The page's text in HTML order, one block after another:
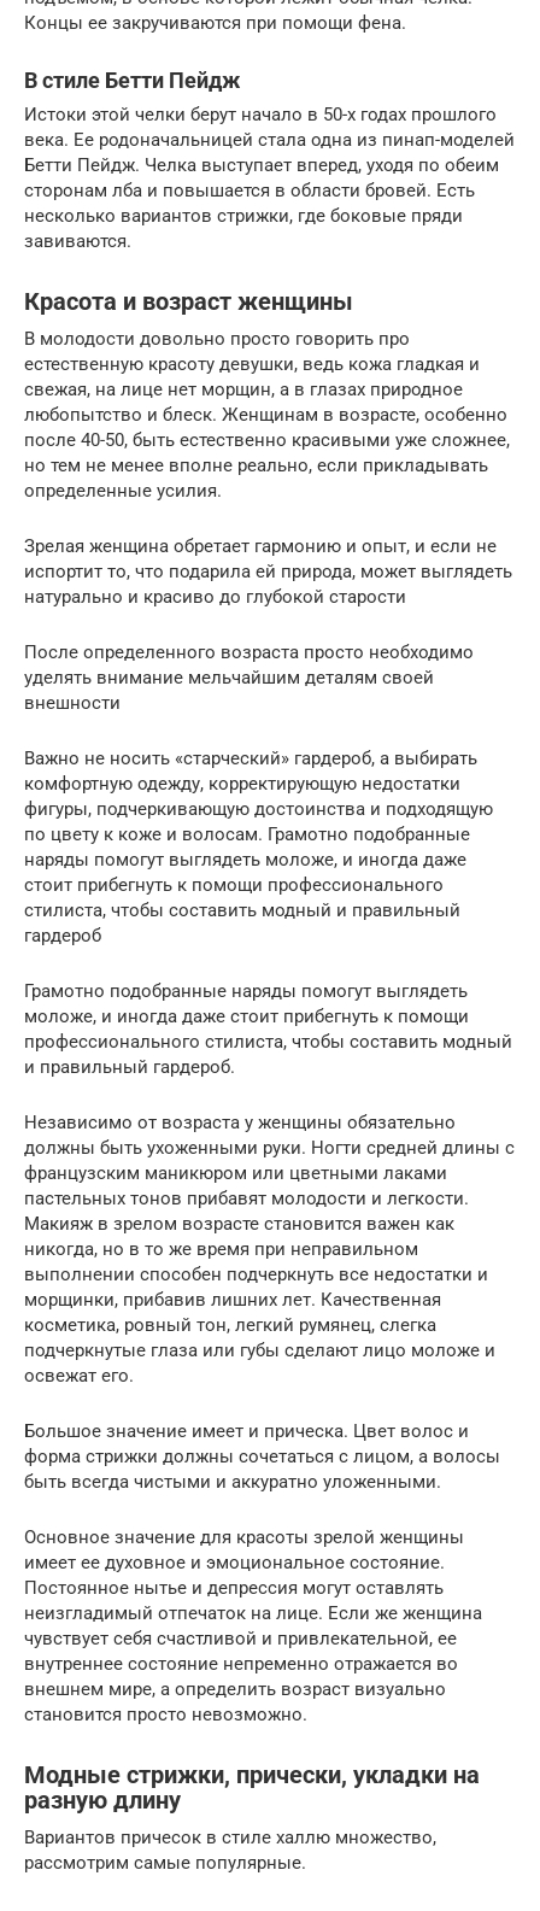
Концы ее закручиваются при помощи фена.
В стиле Бетти Пейдж
Истоки этой челки берут начало в 50-х годах прошлого
века. Ее родоначальницей стала одна из пинап-моделей
Бетти Пейдж. Челка выступает вперед, уходя по обеим
сторонам лба и повышается в области бровей. Есть
несколько вариантов стрижки, где боковые пряди
завиваются.
Красота и возраст женщины
В молодости довольно просто говорить про
естественную красоту девушки, ведь кожа гладкая и
свежая, на лице нет морщин, а в глазах природное
любопытство и блеск. Женщинам в возрасте, особенно
после 40-50, быть естественно красивыми уже сложнее,
но тем не менее вполне реально, если прикладывать
определенные усилия.
Зрелая женщина обретает гармонию и опыт, и если не
испортит то, что подарила ей природа, может выглядеть
натурально и красиво до глубокой старости
После определенного возраста просто необходимо
уделять внимание мельчайшим деталям своей
внешности
Важно не носить «старческий» гардероб, а выбирать
комфортную одежду, корректирующую недостатки
фигуры, подчеркивающую достоинства и подходящую
по цвету к коже и волосам. Грамотно подобранные
наряды помогут выглядеть моложе, и иногда даже
стоит прибегнуть к помощи профессионального
стилиста, чтобы составить модный и правильный
гардероб
Грамотно подобранные наряды помогут выглядеть
моложе, и иногда даже стоит прибегнуть к помощи
профессионального стилиста, чтобы составить модный
и правильный гардероб.
Независимо от возраста у женщины обязательно
должны быть ухоженными руки. Ногти средней длины с
французским маникюром или цветными лаками
пастельных тонов прибавят молодости и легкости.
Макияж в зрелом возрасте становится важен как
никогда, но в то же время при неправильном
выполнении способен подчеркнуть все недостатки и
морщинки, прибавив лишних лет. Качественная
косметика, ровный тон, легкий румянец, слегка
подчеркнутые глаза или губы сделают лицо моложе и
освежат его.
Большое значение имеет и прическа. Цвет волос и
форма стрижки должны сочетаться с лицом, а волосы
быть всегда чистыми и аккуратно уложенными.
Основное значение для красоты зрелой женщины
имеет ее духовное и эмоциональное состояние.
Постоянное нытье и депрессия могут оставлять
неизгладимый отпечаток на лице. Если же женщина
чувствует себя счастливой и привлекательной, ее
внутреннее состояние непременно отражается во
внешнем мире, а определить возраст визуально
становится просто невозможно.
Модные стрижки, прически, укладки на
разную длину
Вариантов причесок в стиле халлю множество,
рассмотрим самые популярные.